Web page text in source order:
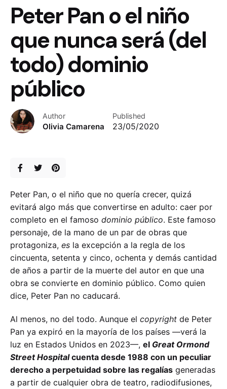
Peter Pan o el niño
que nunca será (del
todo) dominio
público
Author
Olivia Camarena
Published
23/05/2020
Peter Pan, o el niño que no quería crecer, quizá
evitará algo más que convertirse en adulto: caer por
completo en el famoso dominio público. Este famoso
personaje, de la mano de un par de obras que
protagoniza, es la excepción a la regla de los
cincuenta, setenta y cinco, ochenta y demás cantidad
de años a partir de la muerte del autor en que una
obra se convierte en dominio público. Como quien
dice, Peter Pan no caducará.
Al menos, no del todo. Aunque el copyright de Peter
Pan ya expiró en la mayoría de los países —verá la
luz en Estados Unidos en 2023—, el Great Ormond
Street Hospitalcuenta desde 1988 con un peculiar
derecho a perpetuidad sobre las regalías generadas
a partir de cualquier obra de teatro, radiodifusiones,